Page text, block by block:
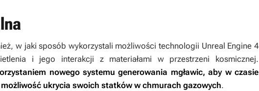
w jaki sposób wykorzystali możliwości technologii Unreal Engine 4
i jego interakcji z materiałami w przestrzeni kosmicznej.
nowego systemu generowania mgławic, aby w czasie
ukrycia swoich statków w chmurach gazowych.